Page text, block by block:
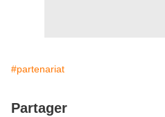
#partenariat
Partager